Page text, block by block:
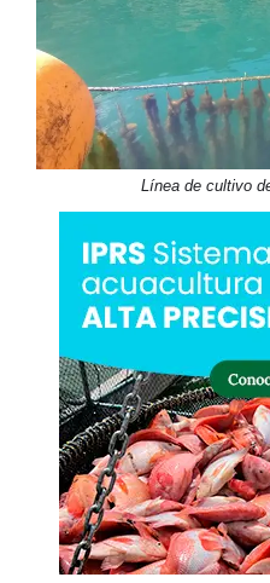
Línea de cultivo